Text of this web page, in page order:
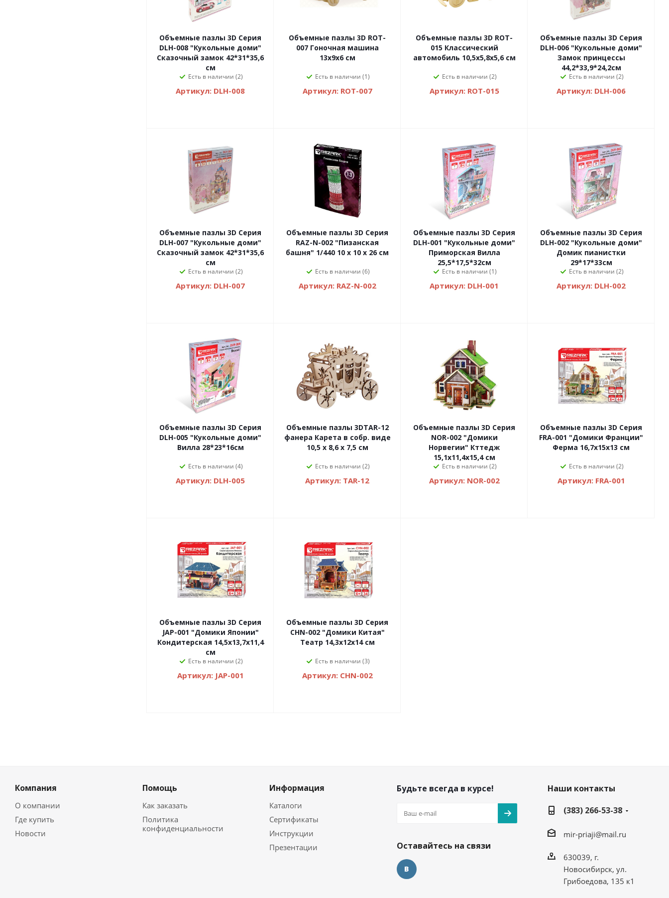
Объемные пазлы 3D Серия
DLH-008 "Кукольные доми"
Сказочный замок 42*31*35,6
см
Есть в наличии (2)
Артикул: DLH-008
Объемные пазлы 3D ROT-
007 Гоночная машина
13х9х6 см
Есть в наличии (1)
Артикул: ROT-007
Объемные пазлы 3D ROT-
015 Классический
автомобиль 10,5х5,8х5,6 см
Есть в наличии (2)
Артикул: ROT-015
Объемные пазлы 3D Серия
DLH-006 "Кукольные доми"
Замок принцессы
44,2*33,9*24,2см
Есть в наличии (2)
Артикул: DLH-006
Объемные пазлы 3D Серия
DLH-007 "Кукольные доми"
Сказочный замок 42*31*35,6
см
Есть в наличии (2)
Артикул: DLH-007
Объемные пазлы 3D Серия
RAZ-N-002 "Пизанская
башня" 1/440 10 x 10 x 26 см
Есть в наличии (6)
Артикул: RAZ-N-002
Объемные пазлы 3D Серия
DLH-001 "Кукольные доми"
Приморская Вилла
25,5*17,5*32см
Есть в наличии (1)
Артикул: DLH-001
Объемные пазлы 3D Серия
DLH-002 "Кукольные доми"
Домик пианистки
29*17*33см
Есть в наличии (2)
Артикул: DLH-002
Объемные пазлы 3D Серия
DLH-005 "Кукольные доми"
Вилла 28*23*16см
Есть в наличии (4)
Артикул: DLH-005
Объемные пазлы 3DTAR-12
фанера Карета в собр. виде
10,5 х 8,6 х 7,5 см
Есть в наличии (2)
Артикул: TAR-12
Объемные пазлы 3D Серия
NOR-002 "Домики
Норвегии" Кттедж
15,1х11,4х15,4 см
Есть в наличии (2)
Артикул: NOR-002
Объемные пазлы 3D Серия
FRA-001 "Домики Франции"
Ферма 16,7х15х13 см
Есть в наличии (2)
Артикул: FRA-001
Объемные пазлы 3D Серия
JAP-001 "Домики Японии"
Кондитерская 14,5х13,7х11,4
см
Есть в наличии (2)
Артикул: JAP-001
Объемные пазлы 3D Серия
CHN-002 "Домики Китая"
Театр 14,3х12х14 см
Есть в наличии (3)
Артикул: CHN-002
Компания
О компании
Где купить
Новости
Помощь
Как заказать
Политика
конфиденциальности
Информация
Каталоги
Сертификаты
Инструкции
Презентации
Будьте всегда в курсе!
Оставайтесь на связи
Наши контакты
(383) 266-53-38
mir-priaji@mail.ru
630039, г.
Новосибирск, ул.
Грибоедова, 135 к1